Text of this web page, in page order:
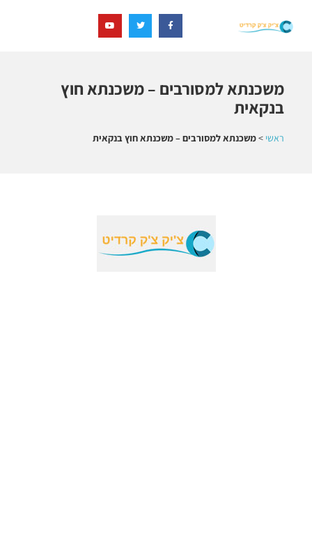
משכנתא למסורבים – משכנתא חוץ
בנקאית
ראשי >משכנתא למסורבים – משכנתא חוץ בנקאית